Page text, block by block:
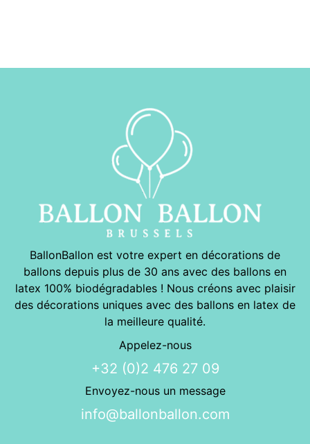
BallonBallon est votre expert en décorations de
ballons depuis plus de 30 ans avec des ballons en
latex 100% biodégradables ! Nous créons avec plaisir
des décorations uniques avec des ballons en latex de
la meilleure qualité.
Appelez-nous
+32 (0)2 476 27 09
Envoyez-nous un message
info@ballonballon.com